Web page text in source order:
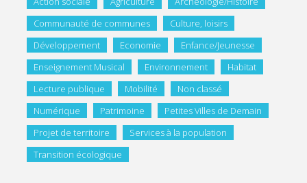
Communauté de communes
Culture, loisirs
Développement
Economie
Enfance/Jeunesse
Enseignement Musical
Environnement
Habitat
Lecture publique
Mobilité
Non classé
Numérique
Patrimoine
Petites Villes de Demain
Projet de territoire
Services à la population
Transition écologique